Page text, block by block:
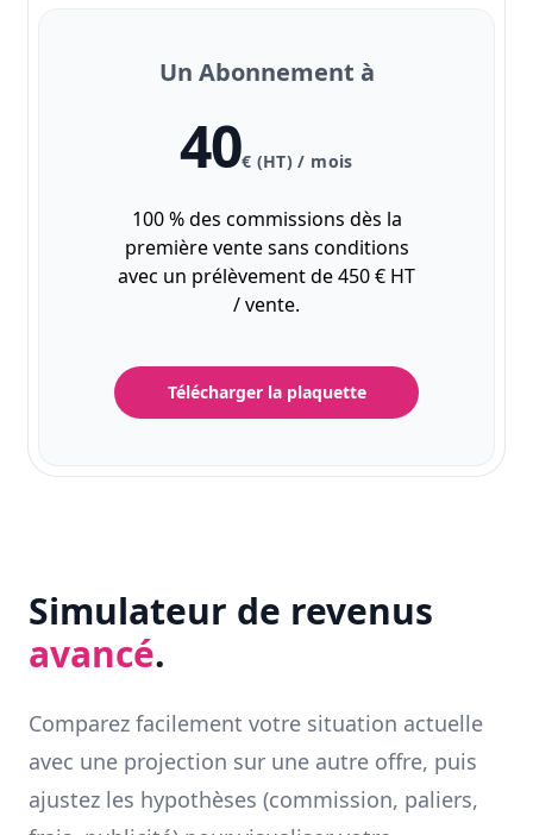
Un Abonnement à
40€ (HT) / mois
100 % des commissions dès la
première vente sans conditions
avec un prélèvement de 450 € HT
/ vente.
Télécharger la plaquette
Simulateur de revenus
avancé.
Comparez facilement votre situation actuelle
avec une projection sur une autre offre, puis
ajustez les hypothèses (commission, paliers,